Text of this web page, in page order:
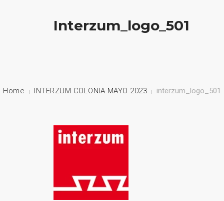
NUESTROS PRODUCTOSInterzum_logo_501
Home INTERZUM COLONIA MAYO 2023 interzum_logo_501